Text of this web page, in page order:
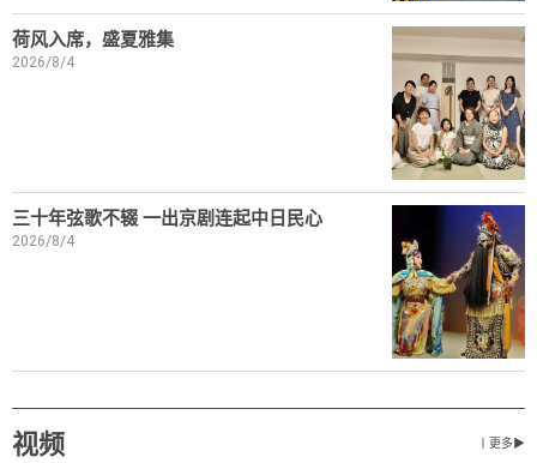
荷风入席，盛夏雅集
2026/8/4
三十年弦歌不辍 一出京剧连起中日民心
2026/8/4
视频 丨更多▶